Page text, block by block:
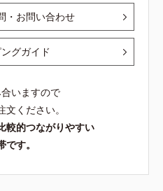
・お問い合わせ
グガイド
いますので
文ください。
較的つながりやすい
です。